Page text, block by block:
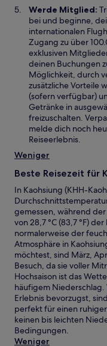
Werde Mitglied:
bei und beginne,
internationalen
Zugang zu über
exklusiven
deinen Buchungen
Möglichkeit, durch
zusätzliche Vorteile
(sofern verfügbar)
Getränke in
freizuschalten.
melde dich noch
Reiseerlebnis.
Weniger
Beste Reisezeit für
In Kaohsiung (KHH-
Durchschnittstemperatur
gemessen, während
von 28,7 °C (83,7 °F)
normalerweise der
Atmosphäre in
möchtest, sind März,
Besuch, da sie voller
Hochsaison ist das
häufigem
Erlebnis bevorzugst,
perfekt für einen
keinen bis leichten
Bedingungen.
Weniger